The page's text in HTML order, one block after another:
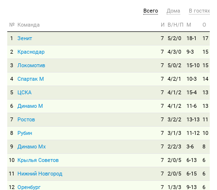
Всего Дома В гостях
№ Команда И В/Н/П М О
1 Зенит 7 5/2/0 18-1 17
2 Краснодар 7 4/3/0 9-3 15
3 Локомотив 7 5/0/2 15-10 15
4 Спартак М 7 4/2/1 10-3 14
5 ЦСКА 7 4/1/2 15-4 13
6 Динамо М 7 4/1/2 11-6 13
7 Ростов 7 3/2/2 13-13 11
8 Рубин 7 3/1/3 11-12 10
9 Динамо Мх 7 2/2/3 3-6 8
10 Крылья Советов 7 2/0/5 6-13 6
11 Нижний Новгород 7 2/0/5 6-15 6
12 Оренбург 7 1/3/3 9-13 6